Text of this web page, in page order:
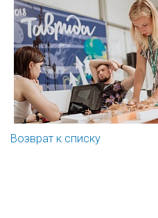
Возврат к списку